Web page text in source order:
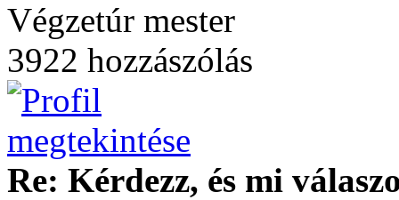
Végzetúr mester
3922 hozzászólás
Re: Kérdezz, és mi